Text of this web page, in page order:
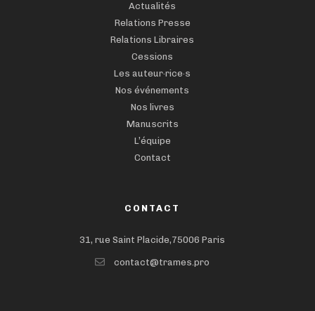
Actualités
Relations Presse
Relations Libraires
Cessions
Les auteur·rice·s
Nos événements
Nos livres
Manuscrits
L’équipe
Contact
CONTACT
31, rue Saint Placide,75006 Paris
contact@trames.pro